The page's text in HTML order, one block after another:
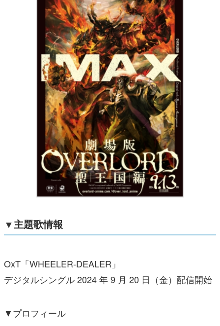
▼主題歌情報
OxT「WHEELER-DEALER」
デジタルシングル 2024 年 9 月 20 日（金）配信開始
▼プロフィール